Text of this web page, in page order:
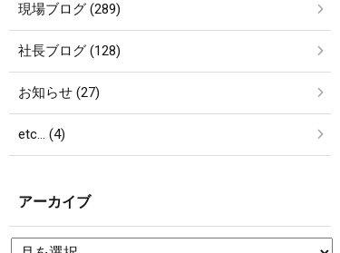
現場ブログ (289)
社長ブログ (128)
お知らせ (27)
etc… (4)
アーカイブ